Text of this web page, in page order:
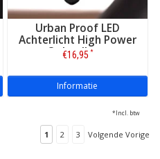
Urban Proof LED
Achterlicht High Power
Oplaadbaar
€16,95 *
Informatie
*Incl. btw
1 2 3 Volgende Vorige